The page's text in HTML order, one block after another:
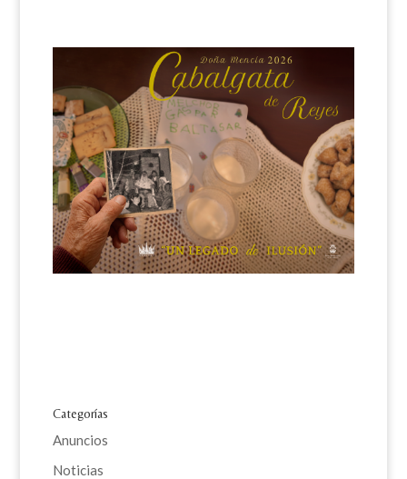
Categorías
Anuncios
Noticias